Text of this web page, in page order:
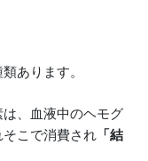
あります。
、血液中のヘモグ
こで消費され 「結